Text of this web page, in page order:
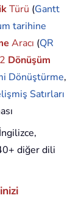
Türü (Gantt
tarihine
Aracı (QR
Dönüşüm
Dönüştürme,
Satırları
diğer dili